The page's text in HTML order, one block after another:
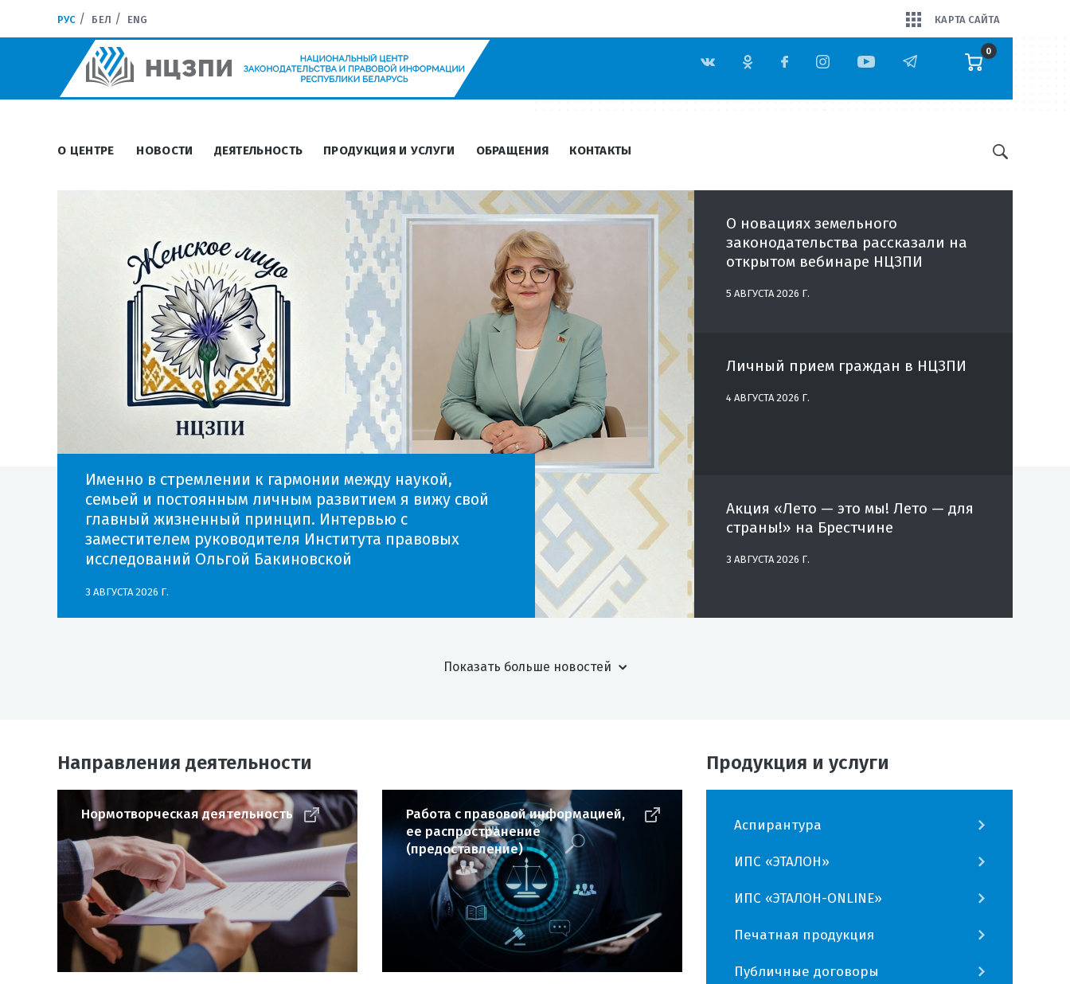
РУС БЕЛ ENG КАРТА САЙТА
0
О ЦЕНТРЕ НОВОСТИ ДЕЯТЕЛЬНОСТЬ ПРОДУКЦИЯ И УСЛУГИ ОБРАЩЕНИЯ КОНТАКТЫ
Именно в стремлении к гармонии между наукой,
семьей и постоянным личным развитием я вижу свой
главный жизненный принцип. Интервью с
заместителем руководителя Института правовых
исследований Ольгой Бакиновской
3 АВГУСТА 2026 Г.
О новациях земельного
законодательства рассказали на
открытом вебинаре НЦЗПИ
5 АВГУСТА 2026 Г.
Личный прием граждан в НЦЗПИ
4 АВГУСТА 2026 Г.
Акция «Лето — это мы! Лето — для
страны!» на Брестчине
3 АВГУСТА 2026 Г.
Показать больше новостей
Направления деятельности
Нормотворческая деятельность
Работа с правовой информацией,
ее распространение
(предоставление)
Продукция и услуги
Аспирантура
ИПС «ЭТАЛОН»
ИПС «ЭТАЛОН-ONLINE»
Печатная продукция
Публичные договоры